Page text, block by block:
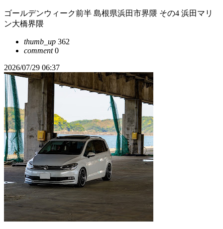
ゴールデンウィーク前半 島根県浜田市界隈 その4 浜田マリ
ン大橋界隈
thumb_up 362
comment0
2026/07/29 06:37